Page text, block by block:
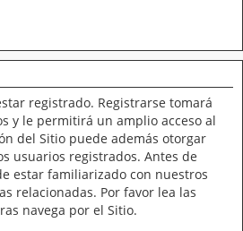
registrado. Registrarse tomará
y le permitirá un amplio acceso al
del Sitio puede además otorgar
usuarios registrados. Antes de
estar familiarizado con nuestros
relacionadas. Por favor lea las
navega por el Sitio.